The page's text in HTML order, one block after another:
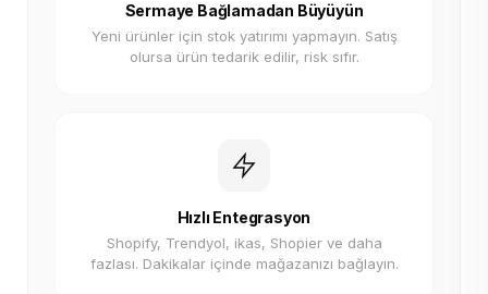
Sermaye Bağlamadan Büyüyün
Yeni ürünler için stok yatırımı yapmayın. Satış
olursa ürün tedarik edilir, risk sıfır.
Hızlı Entegrasyon
Shopify, Trendyol, ikas, Shopier ve daha
fazlası. Dakikalar içinde mağazanızı bağlayın.